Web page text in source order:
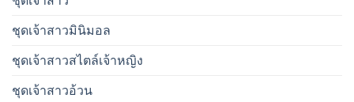
ชุดเจ้าสาวมินิมอล
ชุดเจ้าสาวสไตล์เจ้าหญิง
ชุดเจ้าสาวอ้วน